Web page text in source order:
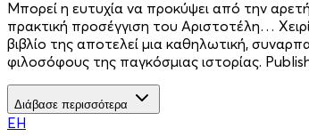
Μπορεί η ευτυχία να προκύψει από την
πρακτική προσέγγιση του Αριστοτέλη…
βιβλίο της αποτελεί μια καθηλωτική,
φιλοσόφους της παγκόσμιας ιστορίας.
Διάβασε περισσότερα
EH